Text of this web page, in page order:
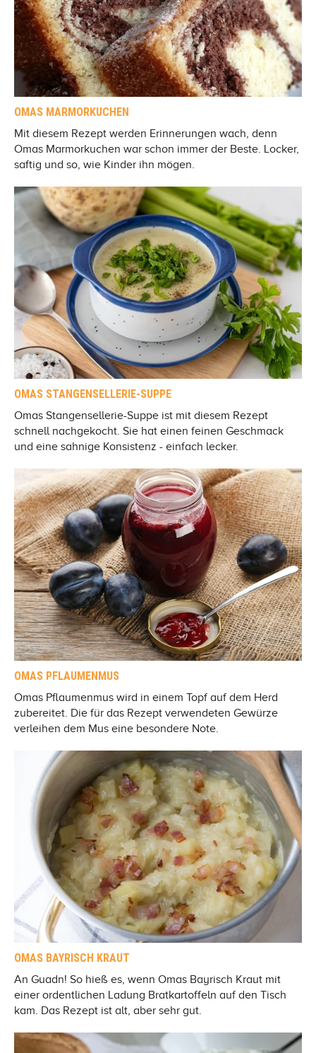
OMAS MARMORKUCHEN
Mit diesem Rezept werden Erinnerungen wach, denn
Omas Marmorkuchen war schon immer der Beste. Locker,
saftig und so, wie Kinder ihn mögen.
OMAS STANGENSELLERIE-SUPPE
Omas Stangensellerie-Suppe ist mit diesem Rezept
schnell nachgekocht. Sie hat einen feinen Geschmack
und eine sahnige Konsistenz - einfach lecker.
OMAS PFLAUMENMUS
Omas Pflaumenmus wird in einem Topf auf dem Herd
zubereitet. Die für das Rezept verwendeten Gewürze
verleihen dem Mus eine besondere Note.
OMAS BAYRISCH KRAUT
An Guadn! So hieß es, wenn Omas Bayrisch Kraut mit
einer ordentlichen Ladung Bratkartoffeln auf den Tisch
kam. Das Rezept ist alt, aber sehr gut.